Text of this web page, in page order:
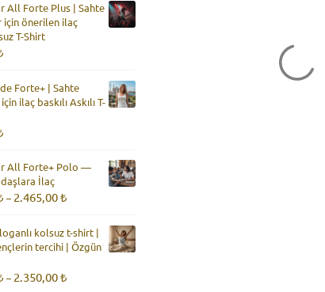
All Forte Plus | Sahte
için önerilen ilaç
T-Shirt
Forte+ | Sahte
ilaç baskılı Askılı T-
All Forte+ Polo —
İlaç
– 2.465,00₺
-
2.465,00 ₺
kolsuz t-shirt |
tercihi | Özgün
– 2.350,00₺